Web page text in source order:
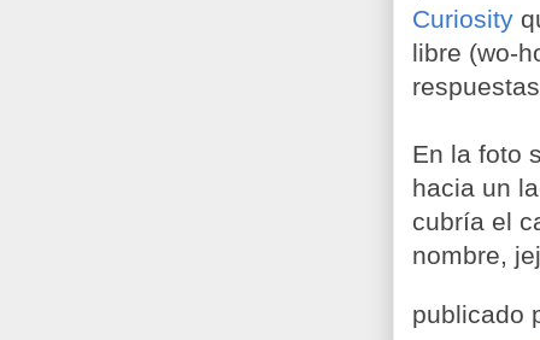
Curiosity
libre (wo-
En la foto
hacia un
cubría el
nombre,
publicado